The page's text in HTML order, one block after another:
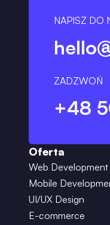
NAPISZ DO
ZADZWOŃ
+48
Oferta
Web Development
Mobile
UI/UX Design
E-commerce